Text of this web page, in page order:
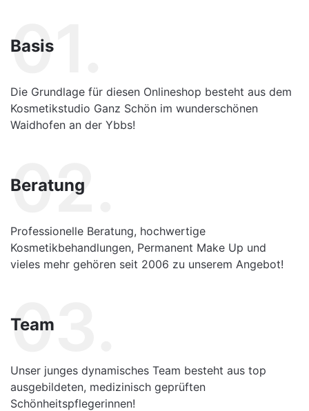
01.
Basis
Die Grundlage für diesen Onlineshop besteht aus dem
Kosmetikstudio Ganz Schön im wunderschönen
Waidhofen an der Ybbs!
02.
Beratung
Professionelle Beratung, hochwertige
Kosmetikbehandlungen, Permanent Make Up und
vieles mehr gehören seit 2006 zu unserem Angebot!
03.
Team
Unser junges dynamisches Team besteht aus top
ausgebildeten, medizinisch geprüften
Schönheitspflegerinnen!